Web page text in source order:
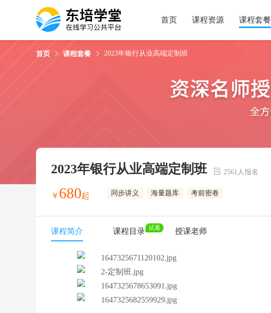
首页 课程资源 课程套餐
首页 课程套餐 2023年银行从业高端定制班
2023年银行从业高端定制班 2561人报名
￥ 680起 同步讲义 海量题库 考前密卷
课程简介 课程目录
课程简介 课程目录 试看 授课老师